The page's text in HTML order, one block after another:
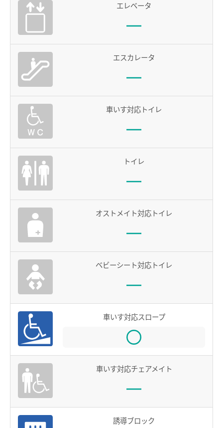
歩いて巡拝（まいる）知多四国
お問い合わせ
企業情報
サステナビリティ
IR情報
採用情報
manaca
manacaとは？
manacaの種類
manacaを買う
manacaを購入する
manaca定期券を購入する
manaca取扱窓口
鉄道・バスで使う
お買物＆フード
法人・店舗のお客様
名鉄グループ
エレベータ
エスカレータ
車いす対応トイレ
トイレ
オストメイト対応トイレ
ベビーシート対応トイレ
車いす対応スロープ
車いす対応チェアメイト
誘導ブロック